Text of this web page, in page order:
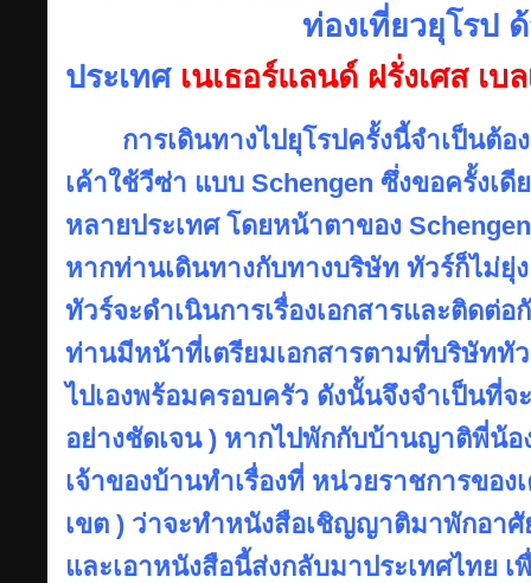
ท่องเที่ยวยุโรป
ประเทศเนเธอร์แลนด์ ฝรั่งเศส เ
การเดินทางไปยุโรปครั้งนี้จำเป็นต้
เค้าใช้วีซ่า แบบ Schengen ซึ่งขอครั้งเดี
หลายประเทศ โดยหน้าตาของ
หากท่านเดินทางกับทางบริษัท ทัวร์ก็ไม่ยุ่
ทัวร์จะดำเนินการเรื่องเอกสารและติดต่
ท่านมีหน้าที่เตรียมเอกสารตามที่บริษัททั
ไปเองพร้อมครอบครัว ดังนั้นจึงจำเป็นที่
อย่างชัดเจน ) หากไปพักกับบ้านญาติพี่น้อ
เจ้าของบ้านทำเรื่องที่ หน่วยราชการของ
เขต ) ว่าจะทำหนังสือเชิญญาติมาพักอาศั
และเอาหนังสือนี้ส่งกลับมาประเทศไทย เ